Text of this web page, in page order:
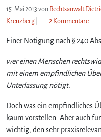
15. Mai 2013 von Rechtsanwalt
Kreuzberg
2 Kommentarez
D
r
B
r
i
Einer Nötigung nach § 240
wer einen Menschen
mit einem empfindlichen
Unterlassung nötigt.
Doch was ein empfindliches
kaum vorstellen. Aber auch
wichtig, den sehr